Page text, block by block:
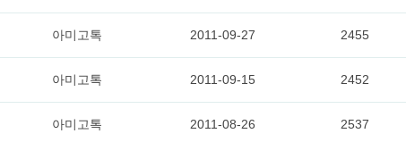
아미고톡 2011-09-27 2455
아미고톡 2011-09-15 2452
아미고톡 2011-08-26 2537